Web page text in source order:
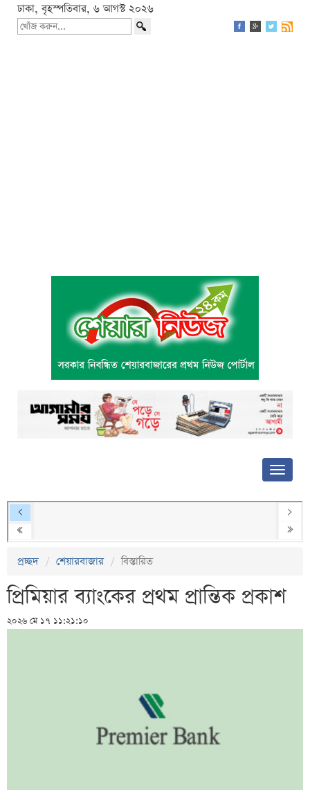
ঢাকা, বৃহস্পতিবার, ৬ আগস্ট ২০২৬
প্রচ্ছদ শেয়ারবাজার বিস্তারিত
প্রিমিয়ার ব্যাংকের প্রথম প্রান্তিক প্রকাশ
২০২৬ মে ১৭ ১১:২১:১০